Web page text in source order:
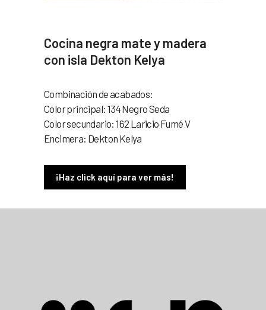
Cocina negra mate y madera
con isla Dekton Kelya
Combinación de acabados:
Color principal: 134 Negro Seda
Color secundario: 162 Laricio Fumé V
Encimera: Dekton Kelya
¡Haz click aquí para ver más!